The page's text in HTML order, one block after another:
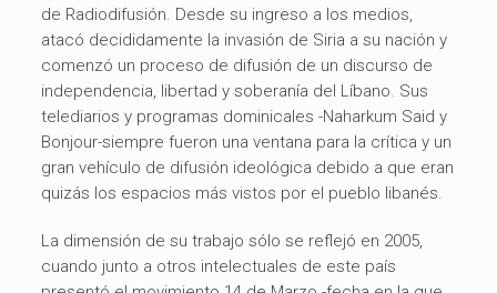
de Radiodifusión. Desde su ingreso a los medios,
atacó decididamente la invasión de Siria a su nación y
comenzó un proceso de difusión de un discurso de
independencia, libertad y soberanía del Líbano. Sus
telediarios y programas dominicales -Naharkum Said y
Bonjour-siempre fueron una ventana para la crítica y un
gran vehículo de difusión ideológica debido a que eran
quizás los espacios más vistos por el pueblo libanés.
La dimensión de su trabajo sólo se reflejó en 2005,
cuando junto a otros intelectuales de este país